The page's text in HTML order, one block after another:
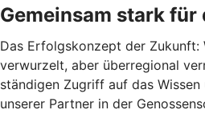
Gemeinsam stark
Das Erfolgskonzept der Zukunft:
verwurzelt, aber überregional
ständigen Zugriff auf das
unserer Partner in der